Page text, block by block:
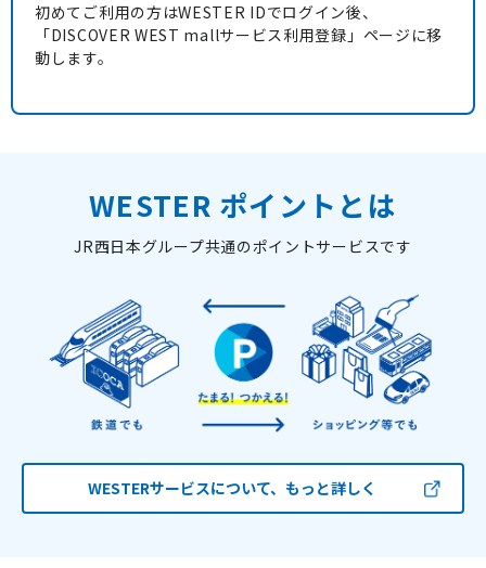
初めてご利用の方はWESTER IDでログイン後、
「DISCOVER WEST mallサービス利用登録」ページに移
動します。
WESTER ポイントとは
JR西日本グループ共通のポイントサービスです
WESTERサービスについて、もっと詳しく